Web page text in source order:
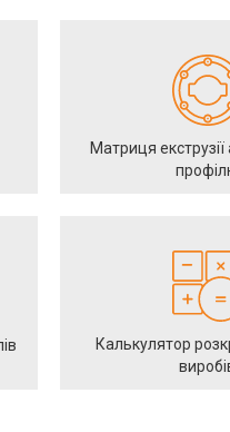
Матриця екструзії
Калькулятор